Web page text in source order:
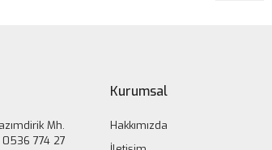
Mh.
0536 774 27
Kurumsal
Hakkımızda